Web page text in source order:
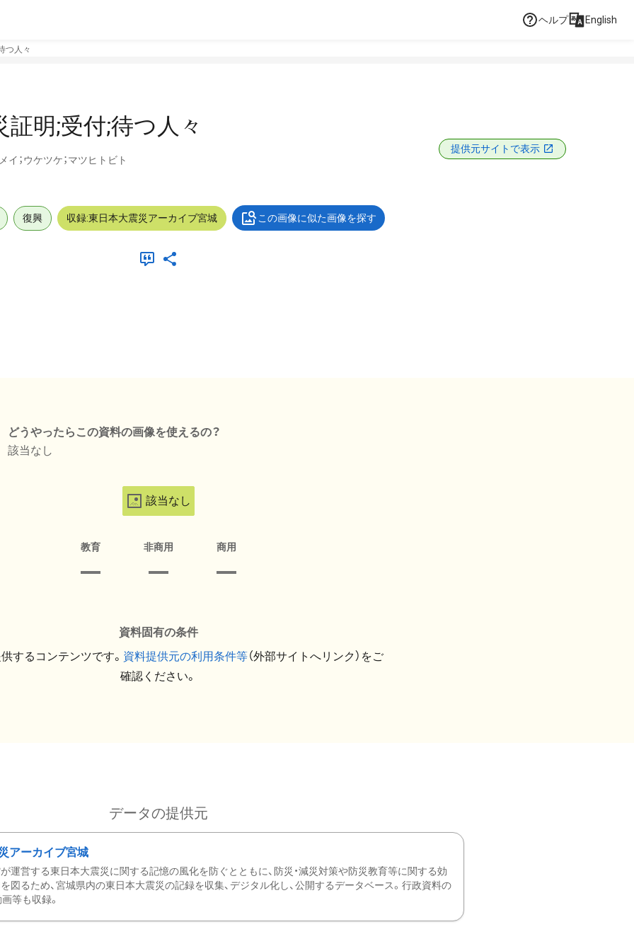
ヘルプ English
つ人々
明;受付;待つ人々
；ウケツケ；マツヒトビト
提供元サイトで表示
復興 収録:東日本大震災アーカイブ宮城 この画像に似た画像を探す
どうやったらこの資料の画像を使えるの？
該当なし
該当なし
教育 非商用 商用
資料固有の条件
するコンテンツです。 資料提供元の利用条件等（外部サイトへリンク）をご
確認ください。
データの提供元
アーカイブ宮城
運営する東日本大震災に関する記憶の風化を防ぐとともに、防災・減災対策や防災教育等に関する効
図るため、宮城県内の東日本大震災の記録を収集、デジタル化し、公開するデータベース。行政資料の
等も収録。